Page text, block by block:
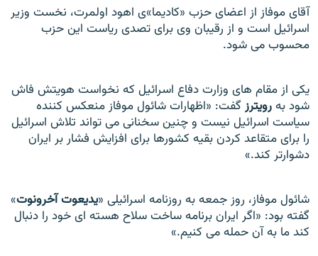
آقای موفاز از اعضای حزب «کاديما»ی اهود اولمرت، نخست وزير
اسرائيل است و از رقيبان وی برای تصدی ریاست این حزب
محسوب می شود.
يکی از مقام های وزارت دفاع اسرائيل که نخواست هويتش فاش
شود بهرويترز گفت: «اظهارات شائول موفاز منعکس کننده
سياست اسرائيل نيست و چنين سخنانی می تواند تلاش اسرائيل
را برای متقاعد کردن بقيه کشورها برای افزايش فشار بر ايران
دشوارتر کند.»
شائول موفاز، روز جمعه به روزنامه اسرائيلی «يديعوت آخرونوت»
گفته بود: «اگر ايران برنامه ساخت سلاح هسته ای خود را دنبال
کند ما به آن حمله می کنيم.»